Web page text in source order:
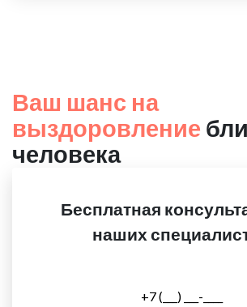
Ваш шанс на
выздоровление
человека
Бесплатная
наших